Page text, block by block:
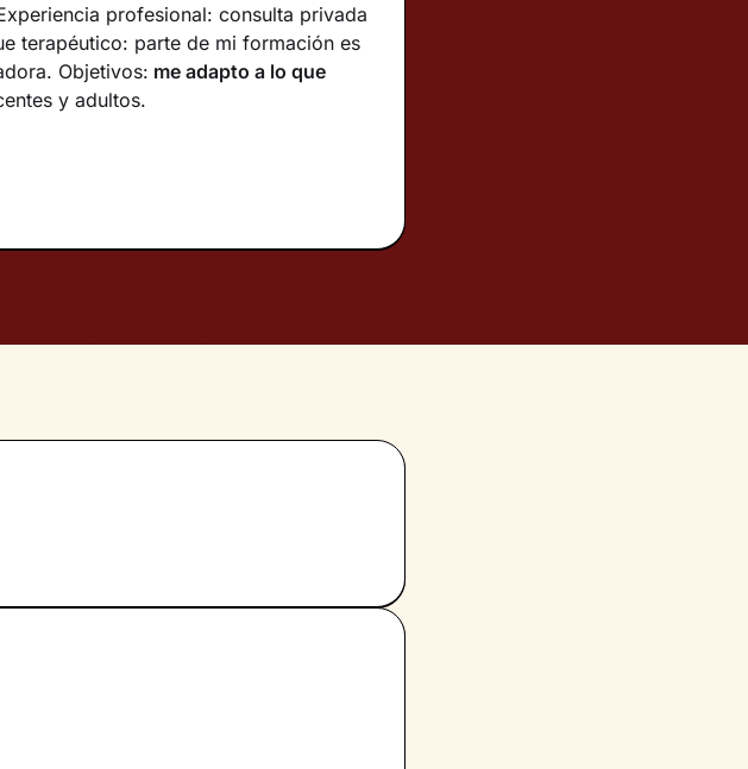
profesional: consulta privada
terapéutico: parte de mi formación es
Objetivos: me adapto a lo que
y adultos.
Me he formado en Mindfulness y
un espacio seguro y de confianza.